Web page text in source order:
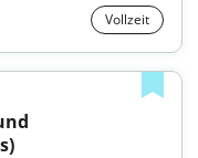
Vollzeit